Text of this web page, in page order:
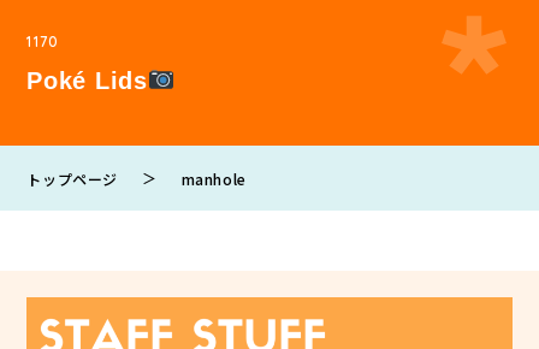
1170
Poké Lids
トップページ ＞ manhole